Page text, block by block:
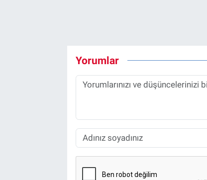
Yorumlar